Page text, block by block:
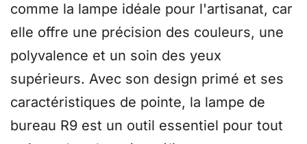
comme la lampe idéale pour l'artisanat, car
elle offre une précision des couleurs, une
polyvalence et un soin des yeux
supérieurs. Avec son design primé et ses
caractéristiques de pointe, la lampe de
bureau R9 est un outil essentiel pour tout